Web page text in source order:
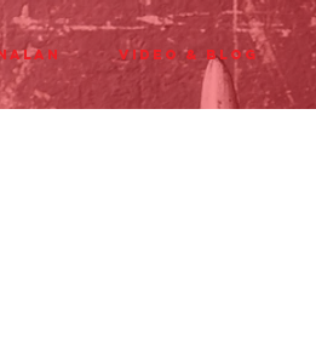
Video & Blog